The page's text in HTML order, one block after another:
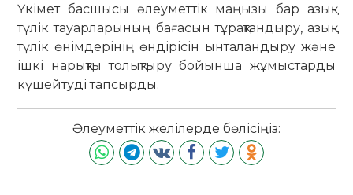
Үкімет басшысы әлеуметтік маңызы бар азық-
түлік тауарларының бағасын тұрақтандыру, азық-
түлік өнімдерінің өндірісін ынталандыру және
ішкі нарықты толықтыру бойынша жұмыстарды
күшейтуді тапсырды.
Әлеуметтік желілерде бөлісіңіз: